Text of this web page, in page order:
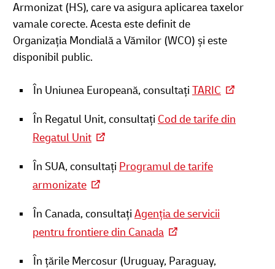
Armonizat (HS), care va asigura aplicarea taxelor
vamale corecte. Acesta este definit de
Organizația Mondială a Vămilor (WCO) și este
disponibil public.
În Uniunea Europeană, consultați TARIC
În Regatul Unit, consultați Cod de tarife din
Regatul Unit
În SUA, consultați Programul de tarife
armonizate
În Canada, consultați Agenția de servicii
pentru frontiere din Canada
În țările Mercosur (Uruguay, Paraguay,